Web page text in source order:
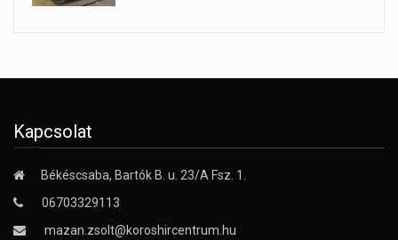
Kapcsolat
Békéscsaba, Bartók B. u. 23/A Fsz. 1.
06703329113
mazan.zsolt@koroshircentrum.hu